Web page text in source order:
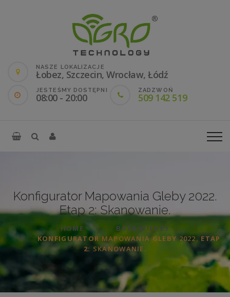
NASZE LOKALIZACJE
Łobez, Szczecin, Wrocław, Łódź
JESTEŚMY DOSTĘPNI
08:00 - 20:00
ZADZWOŃ
509 142 519
Konfigurator Mapowania Gleby 2022.
Etap 2: Skanowanie.
HOME
BAZA WIEDZY
KONFIGURATOR MAPOWANIA GLEBY 2022. ETAP
2: SKANOWANIE.